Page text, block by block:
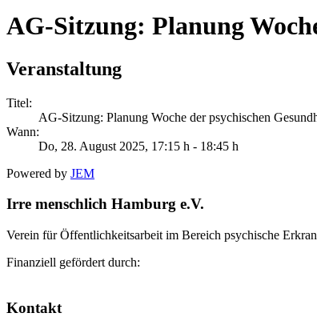
AG-Sitzung: Planung
Veranstaltung
Titel:
AG-Sitzung: Planung Woche der psychischen
Wann:
Do, 28. August 2025, 17:15 h - 18:45 h
Powered by JEM
Irre menschlich Hamburg e.V.
Verein für Öffentlichkeitsarbeit im Bereich psychische
Finanziell gefördert durch:
Kontakt